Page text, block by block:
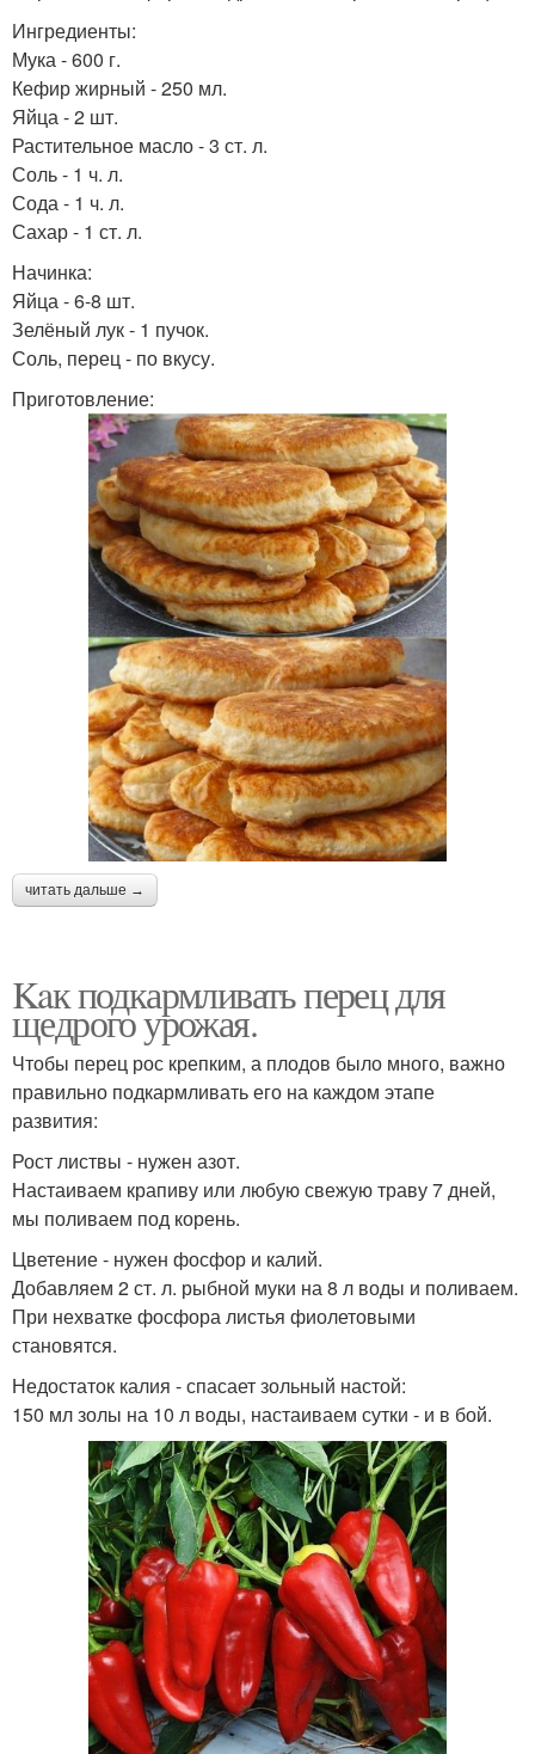
Ингредиенты:
Мука - 600 г.
Кефир жирный - 250 мл.
Яйца - 2 шт.
Растительное масло - 3 ст. л.
Соль - 1 ч. л.
Сода - 1 ч. л.
Сахар - 1 ст. л.
Начинка:
Яйца - 6-8 шт.
Зелёный лук - 1 пучок.
Соль, перец - по вкусу.
Приготовление:
читать дальше →
Kaк подкармливать перец для
щедрого урожая.
Чтобы перец рос крепким, а плодов было много, важно
правильно подкармливать его на каждом этапе
развития:
Рост листвы - нужен азот.
Настаиваем крапиву или любую свежую траву 7 дней,
мы поливаем под корень.
Цветение - нужен фосфор и калий.
Добавляем 2 ст. л. рыбной муки на 8 л воды и поливаем.
При нехватке фосфора листья фиолетовыми
становятся.
Недостаток калия - спасает зольный настой:
150 мл золы на 10 л воды, настаиваем сутки - и в бой.